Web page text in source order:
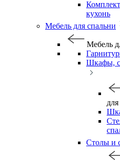
кухонь
Мебель для спальни
Мебель
Шкафы,
Столы и